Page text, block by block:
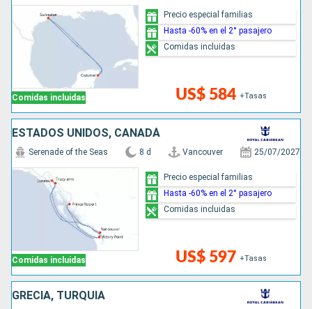
Comidas incluidas US$ 584 +Tasas
Precio especial familias
Hasta -60% en el 2° pasajero
Comidas incluidas
ESTADOS UNIDOS, CANADÁ
Comidas incluidas
Serenade of the Seas 8 d Vancouver 25/07/2027
US$ 597 +Tasas
Precio especial familias
Hasta -60% en el 2° pasajero
Comidas incluidas
GRECIA, TURQUÍA